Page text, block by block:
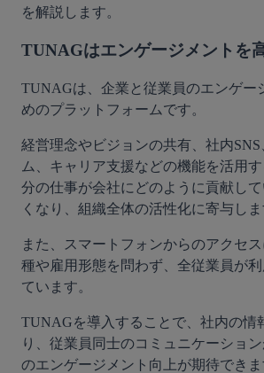
を解説します。
TUNAGはエンゲージメントを
TUNAGは、企業と従業員のエンゲー
めのプラットフォームです。
経営理念やビジョンの共有、社内
ム、キャリア支援などの機能を活用
分の仕事が会社にどのように貢献し
くなり、組織全体の活性化に寄与しま
また、スマートフォンからのアクセ
種や雇用形態を問わず、全従業員が
ています。
TUNAGを導入することで、社内の情
り、従業員同士のコミュニケーショ
のエンゲージメント向上が期待できま